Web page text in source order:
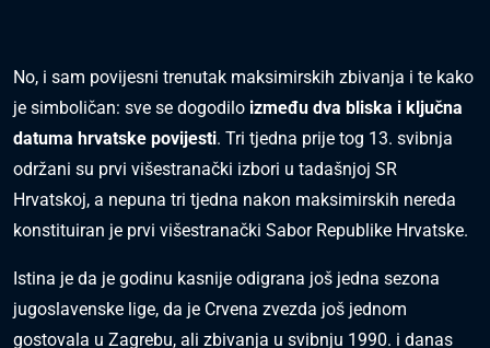
No, i sam povijesni trenutak maksimirskih zbivanja i te kako
je simboličan: sve se dogodilo između dva bliska i ključna
datuma hrvatske povijesti. Tri tjedna prije tog 13. svibnja
održani su prvi višestranački izbori u tadašnjoj SR
Hrvatskoj, a nepuna tri tjedna nakon maksimirskih nereda
konstituiran je prvi višestranački Sabor Republike Hrvatske.
Istina je da je godinu kasnije odigrana još jedna sezona
jugoslavenske lige, da je Crvena zvezda još jednom
gostovala u Zagrebu, ali zbivanja u svibnju 1990. i danas